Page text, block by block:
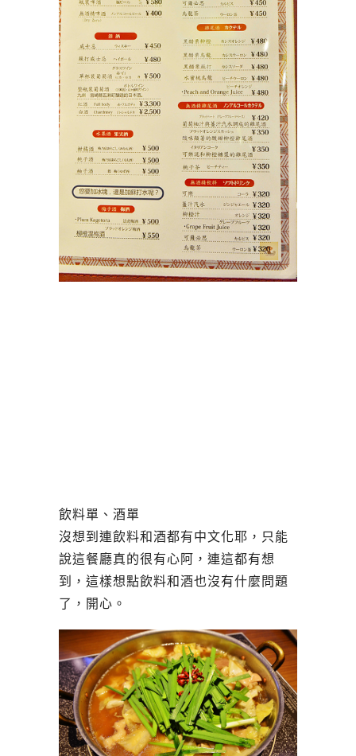
飲料單、酒單
沒想到連飲料和酒都有中文化耶，只能
說這餐廳真的很有心阿，連這都有想
到，這樣想點飲料和酒也沒有什麼問題
了，開心。